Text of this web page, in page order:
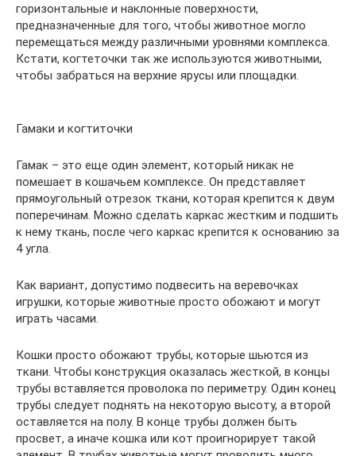
горизонтальные и наклонные поверхности,
предназначенные для того, чтобы животное могло
перемещаться между различными уровнями комплекса.
Кстати, когтеточки так же используются животными,
чтобы забраться на верхние ярусы или площадки.
Гамаки и когтиточки
Гамак – это еще один элемент, который никак не
помешает в кошачьем комплексе. Он представляет
прямоугольный отрезок ткани, которая крепится к двум
поперечинам. Можно сделать каркас жестким и подшить
к нему ткань, после чего каркас крепится к основанию за
4 угла.
Как вариант, допустимо подвесить на веревочках
игрушки, которые животные просто обожают и могут
играть часами.
Кошки просто обожают трубы, которые шьются из
ткани. Чтобы конструкция оказалась жесткой, в концы
трубы вставляется проволока по периметру. Один конец
трубы следует поднять на некоторую высоту, а второй
оставляется на полу. В конце трубы должен быть
просвет, а иначе кошка или кот проигнорирует такой